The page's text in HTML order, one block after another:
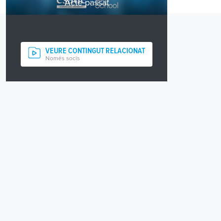
Acte passat
VEURE CONTINGUT RELACIONAT
Només socis